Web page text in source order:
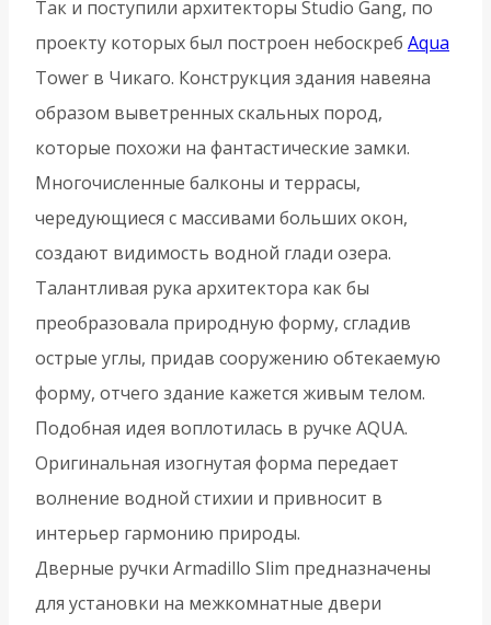
Так и поступили архитекторы Studio Gang, по
проекту которых был построен небоскреб Aqua
Tower в Чикаго. Конструкция здания навеяна
образом выветренных скальных пород,
которые похожи на фантастические замки.
Многочисленные балконы и террасы,
чередующиеся с массивами больших окон,
создают видимость водной глади озера.
Талантливая рука архитектора как бы
преобразовала природную форму, сгладив
острые углы, придав сооружению обтекаемую
форму, отчего здание кажется живым телом.
Подобная идея воплотилась в ручке AQUA.
Оригинальная изогнутая форма передает
волнение водной стихии и привносит в
интерьер гармонию природы.
Дверные ручки Armadillo Slim предназначены
для установки на межкомнатные двери